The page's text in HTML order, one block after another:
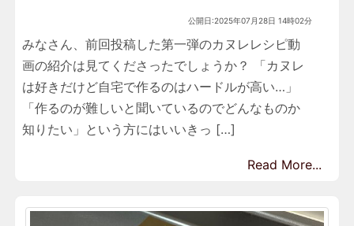
公開日:2025年07月28日 14時02分
みなさん、前回投稿した第一弾のカヌレレシピ動
画の紹介は見てくださったでしょうか？ 「カヌレ
は好きだけど自宅で作るのはハードルが高い…」
「作るのが難しいと聞いているのでどんなものか
知りたい」という方にはいいきっ […]
Read More...